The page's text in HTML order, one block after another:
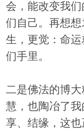
会，能改变我
们自己。再想
生，更觉：命
们手里。
二是佛法的博
慧，也陶冶了
享、结缘，这